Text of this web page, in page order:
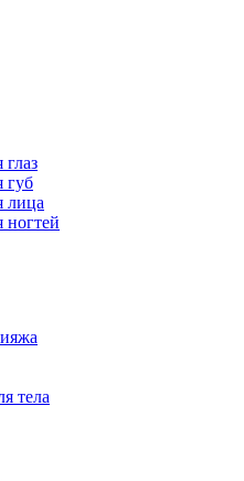
глаз
губ
лица
ногтей
тела